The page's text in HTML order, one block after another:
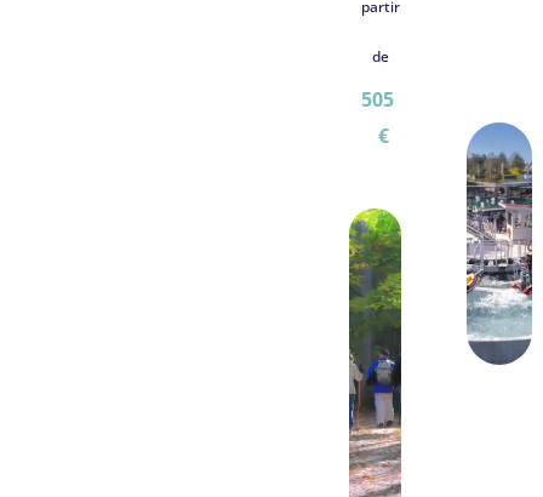
partir
de
505
€